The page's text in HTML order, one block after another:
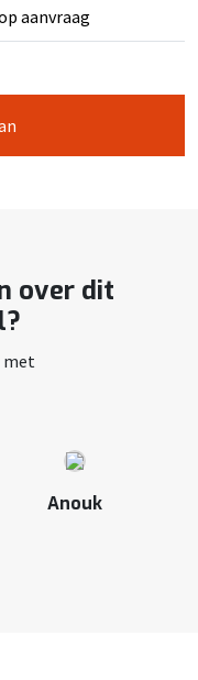
aanvraag
over dit
met
Anouk